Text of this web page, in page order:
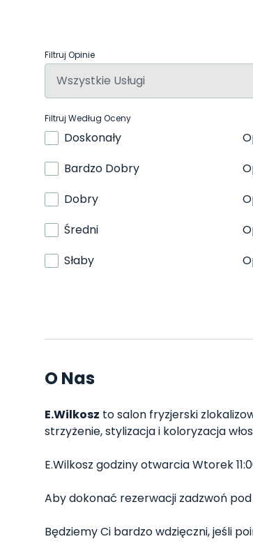
Filtruj Opinie
Filtruj Według Oceny
Doskonały
Bardzo Dobry
Dobry
Średni
Słaby
O Nas
E.Wilkosz to salon fryzjerski
strzyżenie, stylizacja i koloryzacja
E.Wilkosz godziny otwarcia Wtorek
Aby dokonać rezerwacji zadzwoń
Będziemy Ci bardzo wdzięczni, jeśli